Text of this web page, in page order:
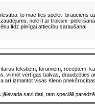
to mācīties spēlēt- brauciens
nokrīt ar troksni-
līdz pilnīgai attiecību saraušanai
tekstiem, forumiem, receptēm,
vinnēt vērtīgas balvas, draudzēties
arī izmantot visas Kleoo
savi dati, tam speciāli